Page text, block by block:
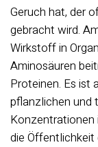
Geruch hat, der
gebracht wird.
Wirkstoff in
Aminosäuren
Proteinen. Es ist
pflanzlichen und
Konzentrationen
die Öffentlichkeit